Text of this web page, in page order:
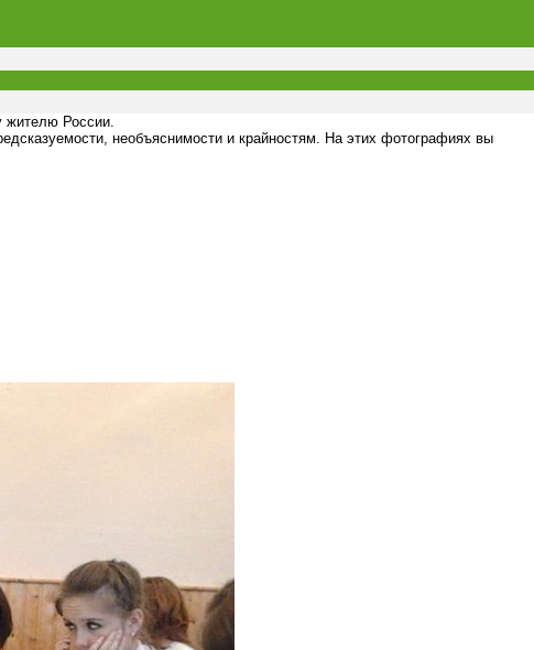
жителю России.
необъяснимости и крайностям. На этих фотографиях вы